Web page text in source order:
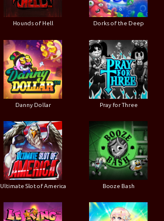
Hounds of Hell Dorks of the Deep
Danny Dollar Pray for Three
Ultimate Slot of America Booze Bash